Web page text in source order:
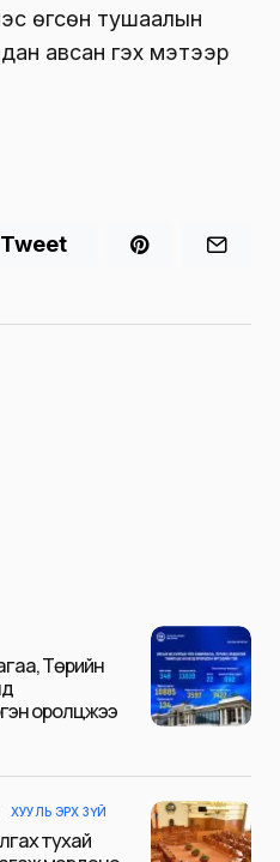
өгсөн тушаалын
авсан гэх мэтээр
Tweet
Төрийн
оролцжээ
ХУУЛЬ ЭРХ ЗҮЙ
тухай